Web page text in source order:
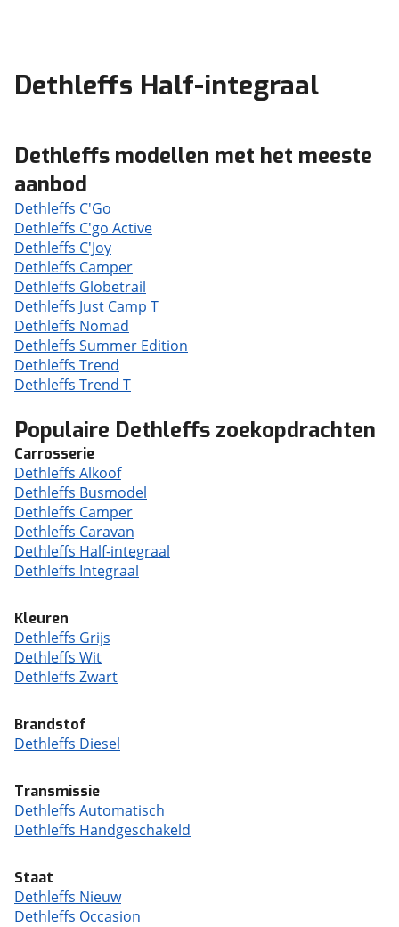
Dethleffs Half-integraal
Dethleffs modellen met het meeste
aanbod
Dethleffs C'Go
Dethleffs C'go Active
Dethleffs C'Joy
Dethleffs Camper
Dethleffs Globetrail
Dethleffs Just Camp T
Dethleffs Nomad
Dethleffs Summer Edition
Dethleffs Trend
Dethleffs Trend T
Populaire Dethleffs zoekopdrachten
Carrosserie
Dethleffs Alkoof
Dethleffs Busmodel
Dethleffs Camper
Dethleffs Caravan
Dethleffs Half-integraal
Dethleffs Integraal
Kleuren
Dethleffs Grijs
Dethleffs Wit
Dethleffs Zwart
Brandstof
Dethleffs Diesel
Transmissie
Dethleffs Automatisch
Dethleffs Handgeschakeld
Staat
Dethleffs Nieuw
Dethleffs Occasion